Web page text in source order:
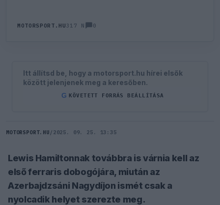
MOTORSPORT.HU317 N 0
Itt állítsd be, hogy a motorsport.hu hírei elsők
között jelenjenek meg a keresőben.
G KÖVETETT FORRÁS BEÁLLÍTÁSA
MOTORSPORT.HU / 2025. 09. 25. 13:35
Lewis Hamiltonnak továbbra is várnia kell az
első ferraris dobogójára, miután az
Azerbajdzsáni Nagydíjon ismét csak a
nyolcadik helyet szerezte meg.